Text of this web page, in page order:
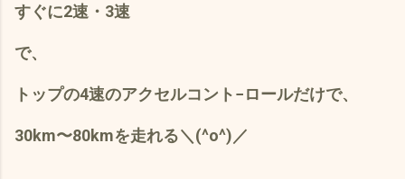
すぐに2速・3速
で、
トップの4速のアクセルコント−ロールだけで、
30km〜80kmを走れる＼(^o^)／